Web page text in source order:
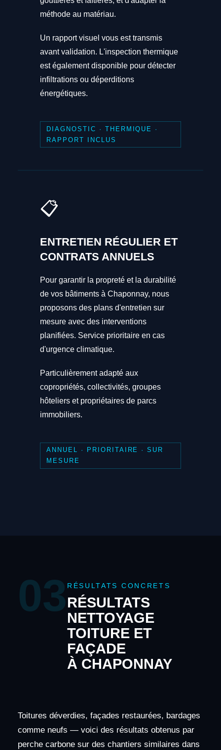
méthode au matériau.
Un rapport visuel vous est transmis
avant validation. L'inspection thermique
est également disponible pour détecter
infiltrations ou déperditions
énergétiques.
DIAGNOSTIC · THERMIQUE ·
RAPPORT INCLUS
📋
ENTRETIEN RÉGULIER ET
CONTRATS ANNUELS
Pour garantir la propreté et la durabilité
de vos bâtiments à Chaponnay, nous
proposons des plans d'entretien sur
mesure avec des interventions
planifiées. Service prioritaire en cas
d'urgence climatique.
Particulièrement adapté aux
copropriétés, collectivités, groupes
hôteliers et propriétaires de parcs
immobiliers.
ANNUEL · PRIORITAIRE · SUR
MESURE
03 RÉSULTATS CONCRETS
RÉSULTATS
NETTOYAGE
TOITURE ET
FAÇADE
À CHAPONNAY
Toitures déverdies, façades restaurées, bardages
comme neufs — voici des résultats obtenus par
perche carbone sur des chantiers similaires dans